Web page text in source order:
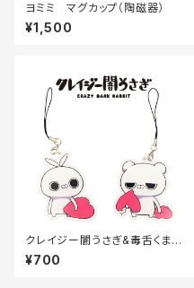
ヨミミ マグカップ（陶磁器）
¥1,500
クレイジー闇うさぎ&毒舌くま
アクリルキーホルダー70×70m
m
¥700